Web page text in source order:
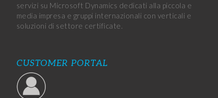
servizi su Microsoft Dynamics dedicati alla piccola e
media impresa e gruppi internazionali con verticali e
soluzioni di settore certificate.
CUSTOMER PORTAL